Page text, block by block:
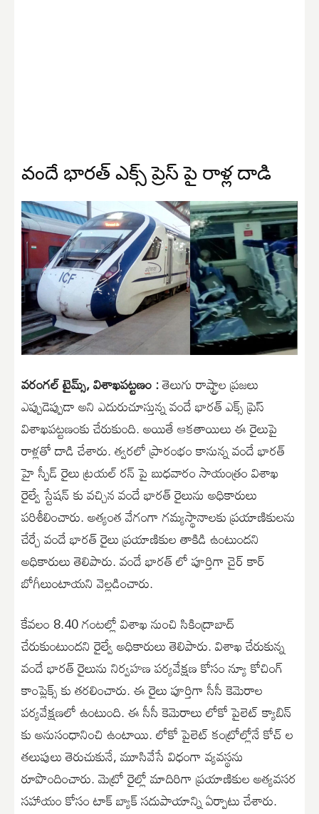
వందే భారత్ ఎక్స్ ప్రెస్ పై రాళ్ల దాడి
వరంగల్ టైమ్స్, విశాఖపట్టణం :తెలుగు రాష్ట్రాల ప్రజలు
ఎప్పుడెప్పుడా అని ఎదురుచూస్తున్న వందే భారత్ ఎక్స్ ప్రెస్
విశాఖపట్టణంకు చేరుకుంది. అయితే ఆకతాయిలు ఈ రైలుపై
రాళ్లతో దాడి చేశారు. త్వరలో ప్రారంభం కానున్న వందే భారత్
హై స్పీడ్ రైలు ట్రయల్ రన్ పై బుధవారం సాయంత్రం విశాఖ
రైల్వే స్టేషన్ కు వచ్చిన వందే భారత్ రైలును అధికారులు
పరిశీలించారు. అత్యంత వేగంగా గమ్యస్థానాలకు ప్రయాణికులను
చేర్చే వందే భారత్ రైలు ప్రయాణికుల తాకిడి ఉంటుందని
అధికారులు తెలిపారు. వందే భారత్ లో పూర్తిగా చైర్ కార్
బోగీలుంటాయని వెల్లడించారు.
కేవలం 8.40 గంటల్లో విశాఖ నుంచి సికింద్రాబాద్
చేరుకుంటుందని రైల్వే అధికారులు తెలిపారు. విశాఖ చేరుకున్న
వందే భారత్ రైలును నిర్వహణ పర్యవేక్షణ కోసం న్యూ కోచింగ్
కాంప్లెక్స్ కు తరలించారు. ఈ రైలు పూర్తిగా సీసీ కెమెరాల
పర్యవేక్షణలో ఉంటుంది. ఈ సీసీ కెమెరాలు లోకో పైలెట్ క్యాబిన్
కు అనుసంధానించి ఉంటాయి. లోకో పైలెట్ కంట్రోల్లోనే కోచ్ ల
తలుపులు తెరుచుకునే, మూసివేసే విధంగా వ్యవస్థను
రూపొందించారు. మెట్రో రైల్లో మాదిరిగా ప్రయాణికుల అత్యవసర
సహాయం కోసం టాక్ బ్యాక్ సదుపాయాన్ని ఏర్పాటు చేశారు.